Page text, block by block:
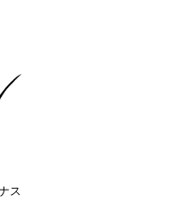
ス